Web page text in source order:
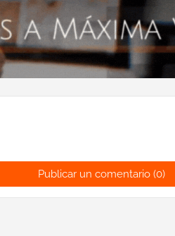
Publicar un comentario (0)